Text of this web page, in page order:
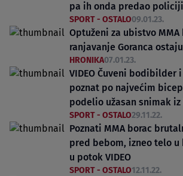
pa ih onda predao policiji
SPORT - OSTALO09.01.23.
Optuženi za ubistvo MMA
ranjavanje Goranca
HRONIKA07.01.23.
VIDEO Čuveni bodibilder
poznat po najvećim
podelio užasan snimak
SPORT - OSTALO29.11.22.
Poznati MMA borac
pred bebom, izneo telo
u potok VIDEO
SPORT - OSTALO12.11.22.